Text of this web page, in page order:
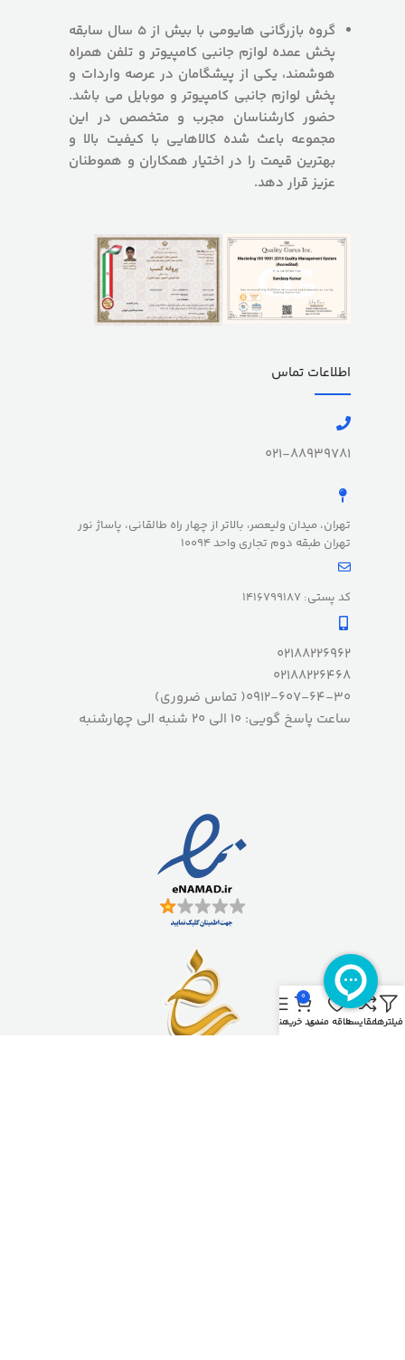
گروه بازرگانی هایومی با بیش از 5 سال سابقه
پخش عمده لوازم جانبی کامپیوتر و تلفن همراه
هوشمند، یکی از پیشگامان در عرصه واردات و
پخش لوازم جانبی کامپیوتر و موبایل می باشد.
حضور کارشناسان مجرب و متخصص در این
مجموعه باعث شده کالاهایی با کیفیت بالا و
بهترین قیمت را در اختیار همکاران و هموطنان
عزیز قرار دهد.
اطلاعات تماس
021-88939781
تهران، میدان ولیعصر، بالاتر از چهار راه طالقانی، پاساژ نور
تهران طبقه دوم تجاری واحد 10094
کد پستی: 1416799187
02188226962
02188226468
0912-607-64-30( تماس ضروری)
ساعت پاسخ گویی: 10 الی 20 شنبه الی چهارشنبه
فیلترهامقایسهعلاقه مندی
0
سبد خریدمنو